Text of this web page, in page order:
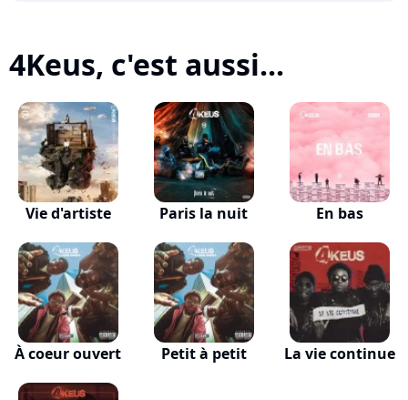
4Keus, c'est aussi...
Vie d'artiste Paris la nuit En bas
À coeur ouvert Petit à petit La vie continue